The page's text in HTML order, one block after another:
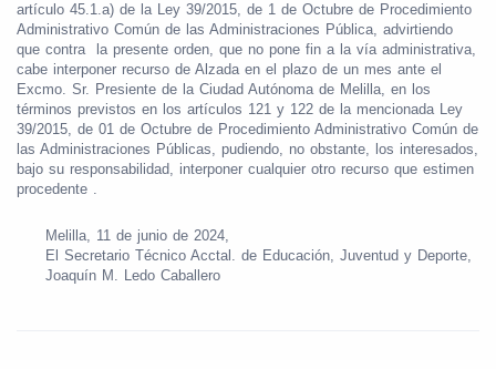
artículo 45.1.a) de la Ley 39/2015, de 1 de Octubre de Procedimiento
Administrativo Común de las Administraciones Pública, advirtiendo
que contra
la presente orden, que no pone fin a la vía administrativa,
cabe interponer recurso de Alzada en el plazo de un mes ante el
Excmo. Sr. Presiente de la Ciudad Autónoma de Melilla, en los
términos previstos en los artículos 121 y 122 de la mencionada Ley
39/2015, de 01 de Octubre de Procedimiento Administrativo Común de
las Administraciones Públicas, pudiendo, no obstante, los interesados,
bajo su responsabilidad, interponer cualquier otro recurso que estimen
procedente .
Melilla, 11 de junio de 2024,
El Secretario Técnico Acctal. de Educación, Juventud y Deporte,
Joaquín M. Ledo Caballero